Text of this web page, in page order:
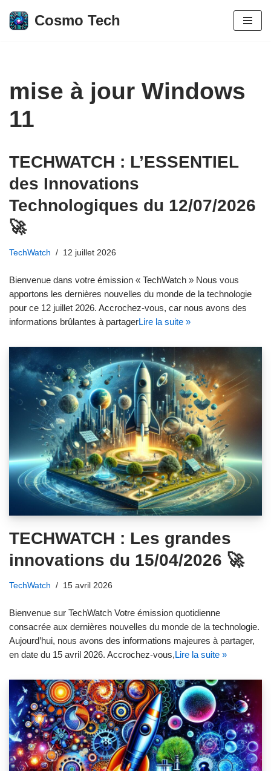
Aller
Cosmo Tech
mise à jour Windows
11
TECHWATCH : L’ESSENTIEL
des Innovations
Technologiques du 12/07/2026
🚀
TechWatch 12 juillet 2026
Bienvenue dans votre émission « TechWatch » Nous vous
apportons les dernières nouvelles du monde de la technologie
pour ce 12 juillet 2026. Accrochez-vous, car nous avons des
informations brûlantes à partagerLire la suite »
TECHWATCH : Les grandes
innovations du 15/04/2026 🚀
TechWatch 15 avril 2026
Bienvenue sur TechWatch Votre émission quotidienne
consacrée aux dernières nouvelles du monde de la technologie.
Aujourd’hui, nous avons des informations majeures à partager,
en date du 15 avril 2026. Accrochez-vous,Lire la suite »